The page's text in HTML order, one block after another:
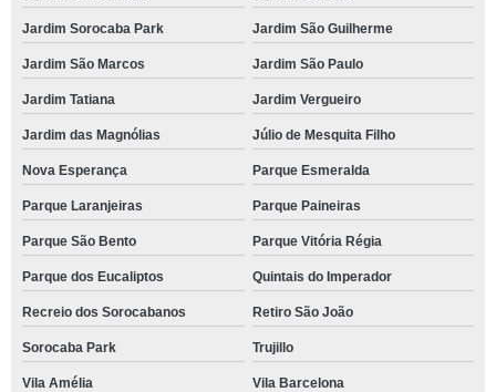
Jardim Sorocaba Park Jardim São Guilherme
Jardim São Marcos Jardim São Paulo
Jardim Tatiana Jardim Vergueiro
Jardim das Magnólias Júlio de Mesquita Filho
Nova Esperança Parque Esmeralda
Parque Laranjeiras Parque Paineiras
Parque São Bento Parque Vitória Régia
Parque dos Eucaliptos Quintais do Imperador
Recreio dos Sorocabanos Retiro São João
Sorocaba Park Trujillo
Vila Amélia Vila Barcelona